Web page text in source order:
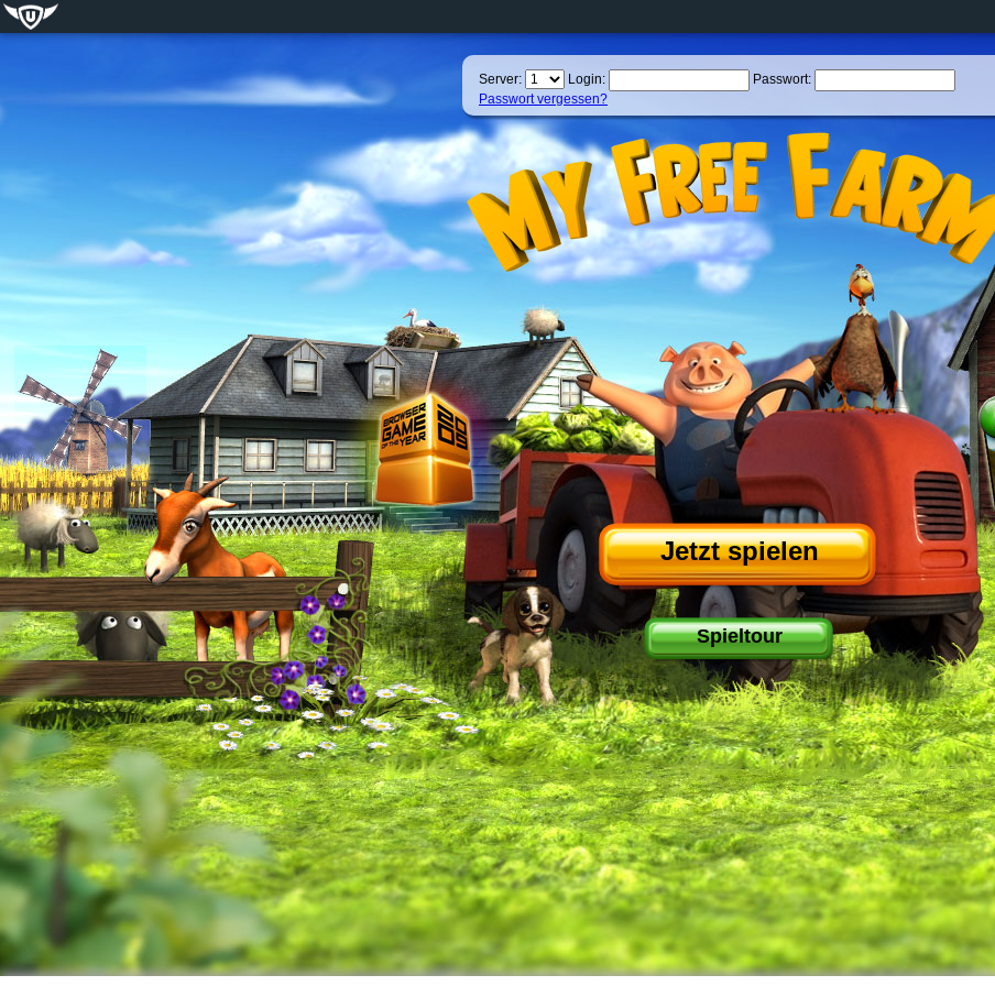
Server: Login:
Passwort:
Passwort vergessen?
Jetzt spielen
Spieltour